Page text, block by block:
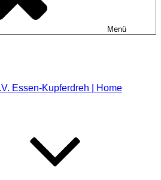
Menü
Essen-Kupferdreh | Home